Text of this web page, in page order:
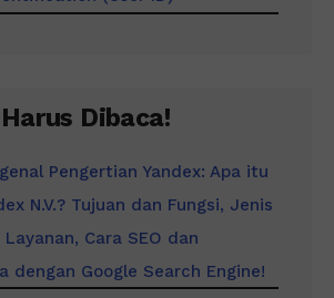
Harus Dibaca!
Pengertian Yandex: Apa itu
N.V.? Tujuan dan Fungsi, Jenis
Cara SEO dan
dengan Google Search Engine!